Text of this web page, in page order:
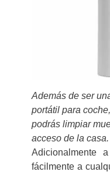
Además de ser
portátil para
podrás limpiar
acceso de la casa.
Adicionalmente
fácilmente a